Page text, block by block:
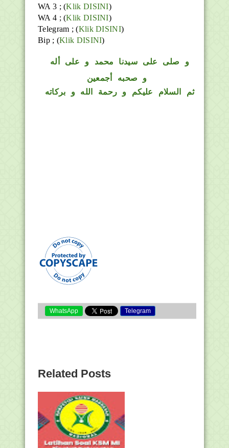
WA 3 ; (Klik DISINI)
WA 4 ; (Klik DISINI)
Telegram ;(Klik DISINI)
Bip ; (Klik DISINI)
و صلى على سيدنا محمد و على أله
و صحبه أجمعين
ثم السلام عليكم و رحمة الله و بركاته
WhatsApp Telegram
Related Posts